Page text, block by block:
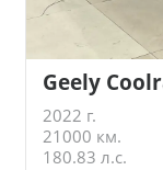
Geely
2022 г.
21000 км.
180.83 л.с.